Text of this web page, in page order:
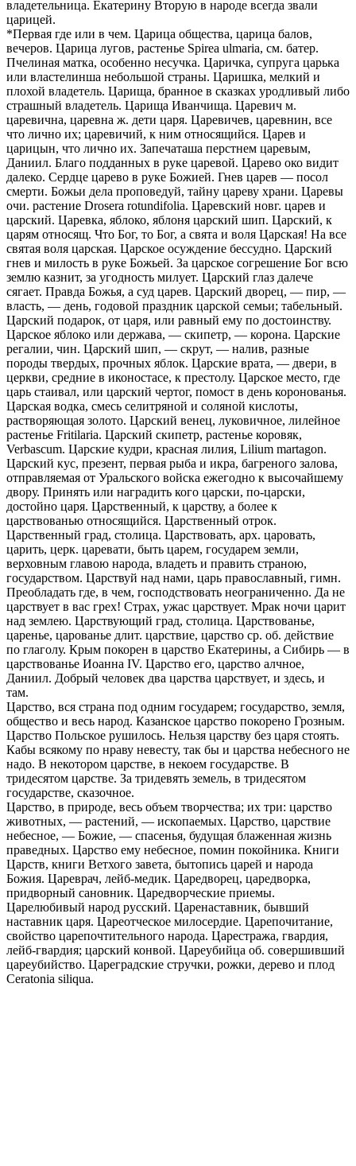
владетельница. Екатерину Вторую в народе всегда звали
царицей.
*Первая где или в чем. Царица общества, царица балов,
вечеров. Царица лугов, растенье Spirea ulmaria, см. батер.
Пчелиная матка, особенно несучка. Царичка, супруга царька
или властелинша небольшой страны. Царишка, мелкий и
плохой владетель. Царища, бранное в сказках уродливый либо
страшный владетель. Царища Иванчища. Царевич м.
царевична, царевна ж. дети царя. Царевичев, царевнин, все
что лично их; царевичий, к ним относящийся. Царев и
царицын, что лично их. Запечаташа перстнем царевым,
Даниил. Благо подданных в руке царевой. Царево око видит
далеко. Сердце царево в руке Божией. Гнев царев — посол
смерти. Божьи дела проповедуй, тайну цареву храни. Царевы
очи. растение Drosera rotundifolia. Царевский новг. царев и
царский. Царевка, яблоко, яблоня царский шип. Царский, к
царям относящ. Что Бог, то Бог, а свята и воля Царская! На все
святая воля царская. Царское осуждение бессудно. Царский
гнев и милость в руке Божьей. За царское согрешение Бог всю
землю казнит, за угодность милует. Царский глаз далече
сягает. Правда Божья, а суд царев. Царский дворец, — пир, —
власть, — день, годовой праздник царской семьи; табельный.
Царский подарок, от царя, или равный ему по достоинству.
Царское яблоко или держава, — скипетр, — корона. Царские
регалии, чин. Царский шип, — скрут, — налив, разные
породы твердых, прочных яблок. Царские врата, — двери, в
церкви, средние в иконостасе, к престолу. Царское место, где
царь стаивал, или царский чертог, помост в день коронованья.
Царская водка, смесь селитряной и соляной кислоты,
растворяющая золото. Царский венец, луковичное, лилейное
растенье Fritilaria. Царский скипетр, растенье коровяк,
Verbascum. Царские кудри, красная лилия, Lilium martagon.
Царский кус, презент, первая рыба и икра, багреного залова,
отправляемая от Уральского войска ежегодно к высочайшему
двору. Принять или наградить кого царски, по-царски,
достойно царя. Царственный, к царству, а более к
царствованью относящийся. Царственный отрок.
Царственный град, столица. Царствовать, арх. царовать,
царить, церк. царевати, быть царем, государем земли,
верховным главою народа, владеть и править страною,
государством. Царствуй над нами, царь православный, гимн.
Преобладать где, в чем, господствовать неограниченно. Да не
царствует в вас грех! Страх, ужас царствует. Мрак ночи царит
над землею. Царствующий град, столица. Царствованье,
царенье, царованье длит. царствие, царство ср. об. действие
по глаголу. Крым покорен в царство Екатерины, а Сибирь — в
царствованье Иоанна IV. Царство его, царство алчное,
Даниил. Добрый человек два царства царствует, и здесь, и
там.
Царство, вся страна под одним государем; государство, земля,
общество и весь народ. Казанское царство покорено Грозным.
Царство Польское рушилось. Нельзя царству без царя стоять.
Кабы всякому по нраву невесту, так бы и царства небесного не
надо. В некотором царстве, в некоем государстве. В
тридесятом царстве. За тридевять земель, в тридесятом
государстве, сказочное.
Царство, в природе, весь объем творчества; их три: царство
животных, — растений, — ископаемых. Царство, царствие
небесное, — Божие, — спасенья, будущая блаженная жизнь
праведных. Царство ему небесное, помин покойника. Книги
Царств, книги Ветхого завета, бытопись царей и народа
Божия. Цареврач, лейб-медик. Царедворец, царедворка,
придворный сановник. Царедворческие приемы.
Царелюбивый народ русский. Царенаставник, бывший
наставник царя. Цареотческое милосердие. Царепочитание,
свойство царепочтительного народа. Царестража, гвардия,
лейб-гвардия; царский конвой. Цареубийца об. совершивший
цареубийство. Цареградские стручки, рожки, дерево и плод
Ceratonia siliqua.